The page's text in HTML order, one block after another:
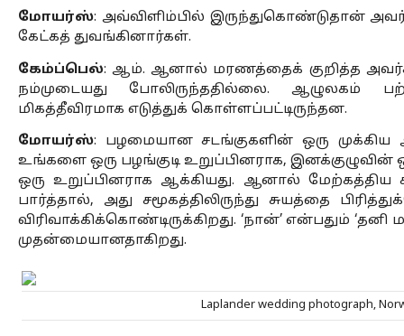
மோயர்ஸ்: அவ்விளிம்பில் இருந்துகொண்டுதான்
கேட்கத் துவங்கினார்கள்.
கேம்ப்பெல்: ஆம். ஆனால் மரணத்தைக் குறித்த
நம்முடையது போலிருந்ததில்லை. ஆழுலகம்
மிகத்தீவிரமாக எடுத்துக் கொள்ளப்பட்டிருந்தன.
மோயர்ஸ்: பழமையான சடங்குகளின் ஒரு
உங்களை ஒரு பழங்குடி உறுப்பினராக, இனக்குழுவின்
ஒரு உறுப்பினராக ஆக்கியது. ஆனால் மேற்கத்திய
பார்த்தால், அது சமூகத்திலிருந்து சுயத்தை
விரிவாக்கிக்கொண்டிருக்கிறது. ‘நான்’ என்பதும்
முதன்மையானதாகிறது.
Laplander wedding photograph,